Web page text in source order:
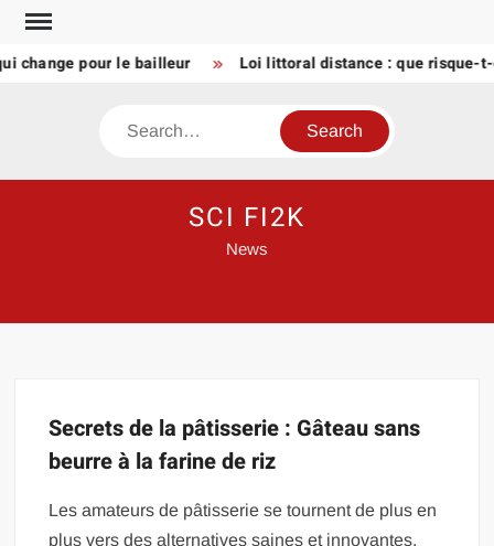
Skip
content
change pour le bailleur Loi littoral distance : que risque-
Search
SCI FI2K
News
Secrets de la pâtisserie : Gâteau sans
beurre à la farine de riz
Les amateurs de pâtisserie se tournent de plus en
plus vers des alternatives saines et innovantes.